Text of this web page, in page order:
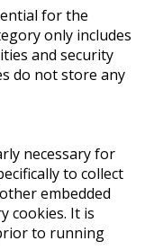
for the
only includes
and security
do not store any
necessary for
to collect
embedded
cookies. It is
to running